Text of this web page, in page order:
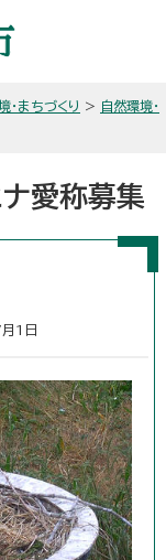
・まちづくり > 自然環境・
愛称募集
1日